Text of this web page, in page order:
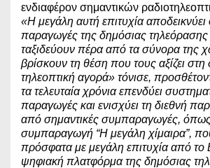
ενδιαφέρον σημαντικών
«Η μεγάλη αυτή επιτυχία αποδεικνύει
παραγωγές της δημόσιας
ταξιδεύουν πέρα από τα σύνορα της
βρίσκουν τη θέση που τους αξίζει στη
τηλεοπτική αγορά» τόνισε,
τα τελευταία χρόνια επενδύει
παραγωγές και ενισχύει τη διεθνή
από σημαντικές συμπαραγωγές,
συμπαραγωγή “Η μεγάλη χίμαιρα”,
πρόσφατα με μεγάλη επιτυχία από το
ψηφιακή πλατφόρμα της δημόσιας